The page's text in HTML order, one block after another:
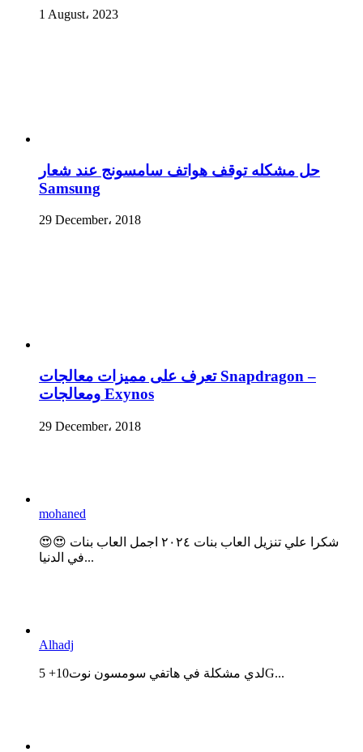
1 August، 2023
حل مشكله توقف هواتف سامسونج عند شعار
Samsung
29 December، 2018
تعرف على مميزات معالجات Snapdragon –
ومعالجات Exynos
29 December، 2018
mohaned
😍😍 شكرا علي تنزيل العاب بنات ٢٠٢٤ اجمل العاب بنات
في الدنيا...
Alhadj
لدي مشكلة في هاتفي سومسون نوت10+ 5G...